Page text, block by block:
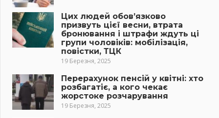
Цих людей обов’язково
призвуть цієї весни, втрата
бронювання і штрафи ждуть ці
групи чоловіків: мобілізація,
повістки, ТЦК
19 Березня, 2025
Перерахунок пенсій у квітні: хто
розбагатіє, а кого чекає
жорстоке розчарування
19 Березня, 2025